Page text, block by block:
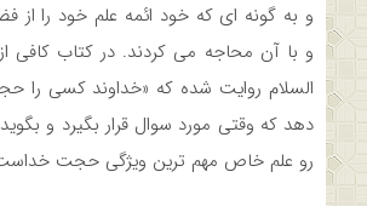
و به گونه ای که خود ائمه علم خود را از
و با آن محاجه می کردند. در کتاب کافی
السلام روایت شده که «خداوند کسی را
دهد که وقتی مورد سوال قرار بگیرد و
رو علم خاص مهم ترین ویژگی حجت